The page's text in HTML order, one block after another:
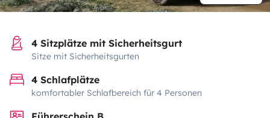
4 Sitzplätze mit Sicherheitsgurt
Sitze mit Sicherheitsgurten
4 Schlafplätze
komfortabler Schlafbereich für 4 Personen